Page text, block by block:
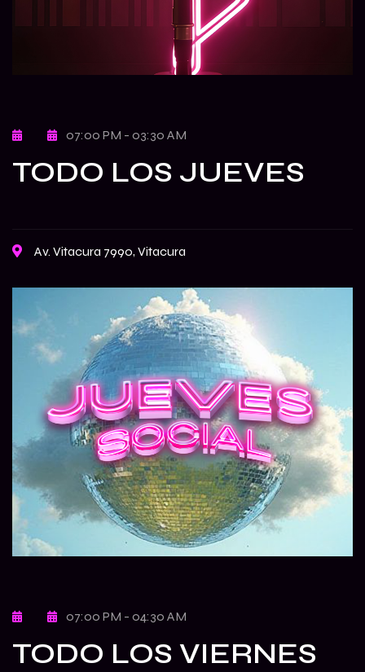
07:00 PM - 03:30 AM
TODO LOS JUEVES
Av. Vitacura 7990, Vitacura
07:00 PM - 04:30 AM
TODO LOS VIERNES